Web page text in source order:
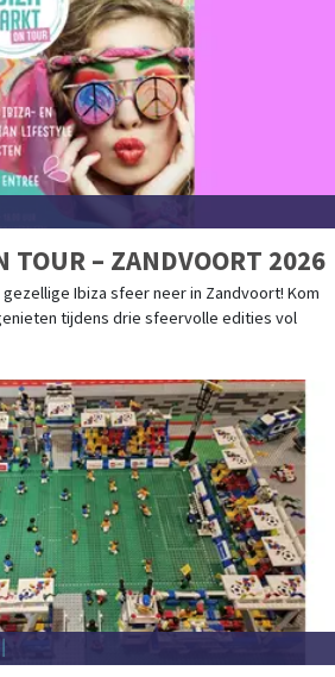
TOUR – ZANDVOORT 2026
Ibiza sfeer neer in Zandvoort! Kom
tijdens drie sfeervolle edities vol